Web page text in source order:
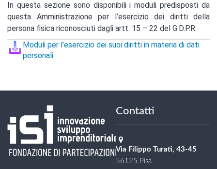
In questa sezione sono disponibili i moduli predisposti da
questa Amministrazione per l’esercizio dei diritti della
persona fisica riconosciuti dagli artt. 15 – 22 del G.D.P.R.
Moduli per l'esercizio dei suoi diritti in materia di dati
personali
Contatti
Via Filippo Turati, 43-45
56125 Pisa